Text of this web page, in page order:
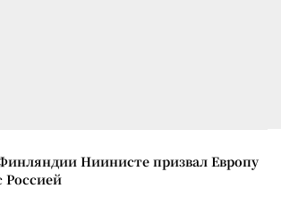
Ниинисте призвал Европу
Россией